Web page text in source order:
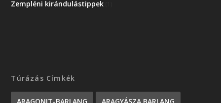
Zempléni kirándulástippek
Túrázás Címkék